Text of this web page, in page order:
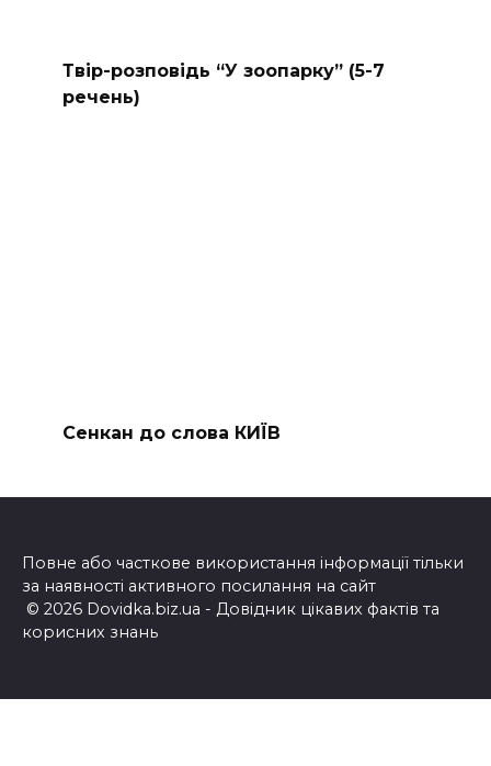
Твір-розповідь “У зоопарку” (5-7
речень)
Сенкан до слова КИЇВ
Повне або часткове використання інформації тільки
за наявності активного посилання на сайт
© 2026 Dovidka.biz.ua - Довідник цікавих фактів та
корисних знань